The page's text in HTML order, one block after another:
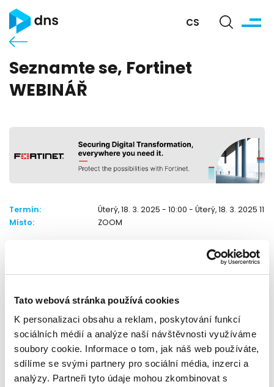
Tato webová stránka používá cookies
K personalizaci obsahu a reklam, poskytování funkcí
sociálních médií a analýze naší návštěvnosti využíváme
soubory cookie. Informace o tom, jak náš web používáte,
sdílíme se svými partnery pro sociální média, inzerci a
analýzy. Partneři tyto údaje mohou zkombinovat s
CS
Seznamte se, Fortinet
WEBINÁŘ
Termín: Úterý, 18. 3. 2025 - 10:00 - Úterý, 18. 3. 2025
Místo: ZOOM
737 268 504
Divize: Fortinet
STAŇTE SE PARTNEREM LÍDRA V OBLASTI IT BEZPEČNOSTI.
Zveme vás na partnerský webinář, kde představíme
špičkového výrobce v oblasti síťové bezpečnosti.